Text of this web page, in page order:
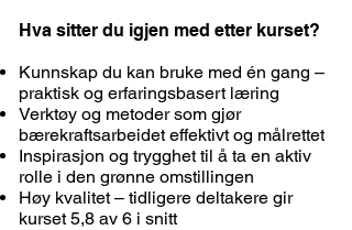
Hva sitter du igjen med etter kurset?
Kunnskap du kan bruke med én gang –
praktisk og erfaringsbasert læring
Verktøy og metoder som gjør
bærekraftsarbeidet effektivt og målrettet
Inspirasjon og trygghet til å ta en aktiv
rolle i den grønne omstillingen
Høy kvalitet – tidligere deltakere gir
kurset 5,8 av 6 i snitt